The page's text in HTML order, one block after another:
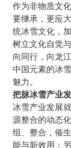
作为非物质文
要继承，更应
统冰雪文化，
树立文化自觉
向同行，向龙
中国元素的冰
魅力。
把脉冰雪产业
冰雪产业发展
源整合的动态
组、整合，催
能与新效用；